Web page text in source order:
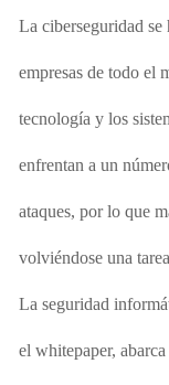
La ciberseguridad se
empresas de todo el
tecnología y los
enfrentan a un
ataques, por lo que
volviéndose una
La seguridad
el whitepaper,